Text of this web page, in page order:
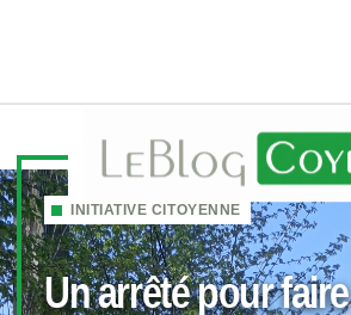
INITIATIVE CITOYENNE
Un arrêté pour faire